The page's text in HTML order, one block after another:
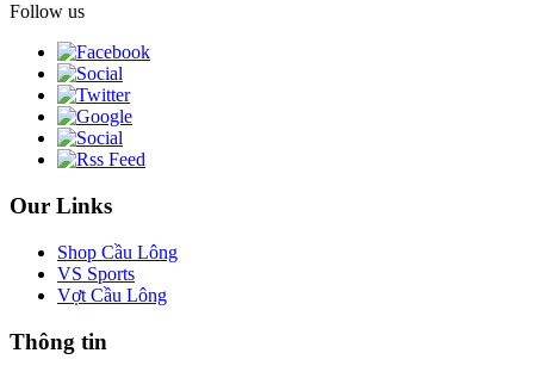
Follow us
Our Links
Shop Cầu Lông
VS Sports
Vợt Cầu Lông
Thông tin